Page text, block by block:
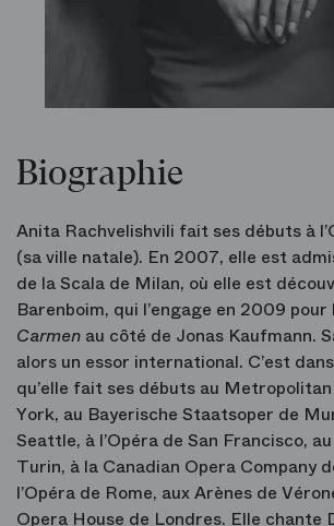
Biographie
Anita Rachvelishvili fait ses débuts à
(sa ville natale). En 2007, elle est
de la Scala de Milan, où elle est
Barenboim, qui l’engage en 2009
Carmen au côté de Jonas Kaufmann.
alors un essor international. C’est
qu’elle fait ses débuts au
York, au Bayerische Staatsoper de
Seattle, à l’Opéra de San Francisco,
Turin, à la Canadian Opera Company
l’Opéra de Rome, aux Arènes de
Opera House de Londres. Elle chante